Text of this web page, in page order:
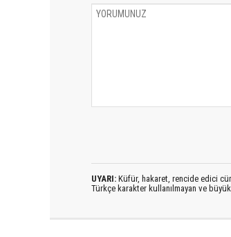
UYARI: Küfür, hakaret, rencide edici
Türkçe karakter kullanılmayan ve